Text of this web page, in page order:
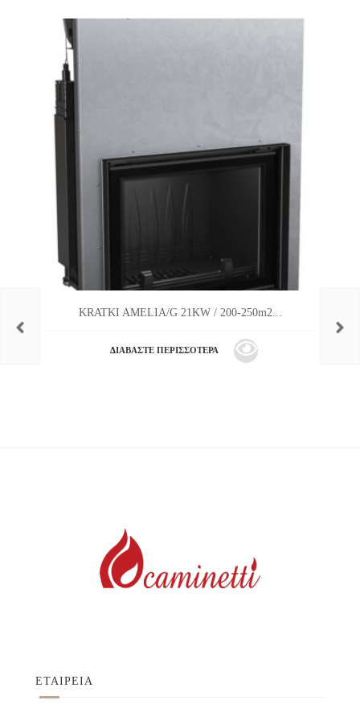
KRATKI AMELIA/G 21KW / 200-250m2...
ΔΙΑΒΆΣΤΕ ΠΕΡΙΣΣΌΤΕΡΑ
ΕΤΑΙΡΕΙΑ